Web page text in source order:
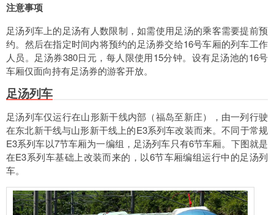
注意事项
足汤列车上的足汤有人数限制，如需使用足汤的乘客需要提前预
约。然后在指定时间内将预约的足汤券交给16号车厢的列车工作
人员。足汤券380日元，每人限使用15分钟。设有足汤池的16号
车厢仅面向持有足汤券的游客开放。
足汤列车
足汤列车仅运行在山形新干线内部（福岛至新庄），由一列行驶
在东北新干线与山形新干线上的E3系列车改装而来。不同于常规
E3系列车以7节车厢为一编组，足汤列车只有6节车厢。下图就是
在E3系列车基础上改装而来的，以6节车厢编组运行中的足汤列
车。